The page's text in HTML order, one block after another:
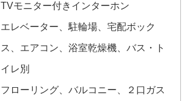
TVモニター付きインターホン
エレベーター、駐輪場、宅配ボック
ス、エアコン、浴室乾燥機、バス・ト
イレ別
フローリング、バルコニー、２口ガス